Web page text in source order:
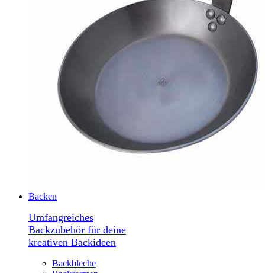
Backen
Umfangreiches
Backzubehör für deine
kreativen Backideen
Backbleche